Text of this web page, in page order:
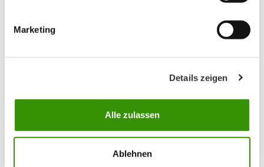
Marketing
Details zeigen
Alle zulassen
Ablehnen